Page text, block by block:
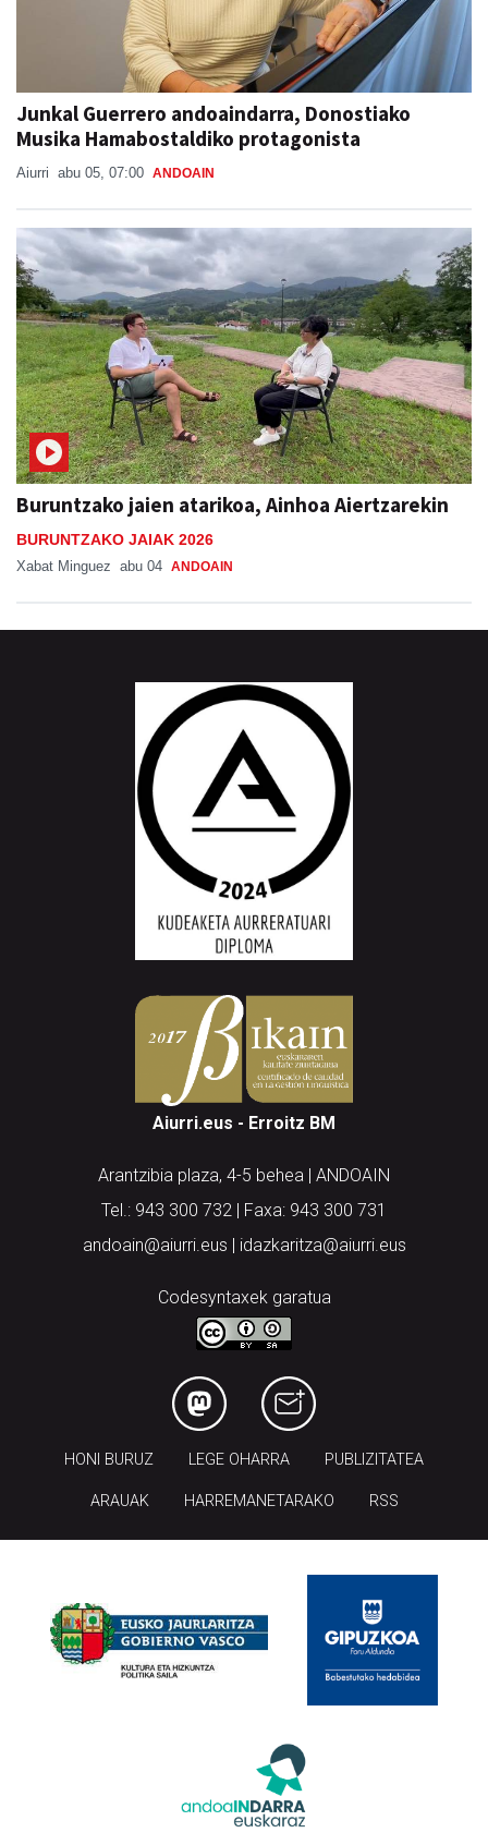
Junkal Guerrero andoaindarra, Donostiako
Musika Hamabostaldiko protagonista
Aiurri abu 05, 07:00 ANDOAIN
Buruntzako jaien atarikoa, Ainhoa Aiertzarekin
BURUNTZAKO JAIAK 2026
Xabat Minguez abu 04 ANDOAIN
Aiurri.eus - Erroitz BM
Arantzibia plaza, 4-5 behea | ANDOAIN
Tel.: 943 300 732 | Faxa: 943 300 731
andoain@aiurri.eus | idazkaritza@aiurri.eus
Codesyntaxek garatua
HONI BURUZ LEGE OHARRA PUBLIZITATEA
ARAUAK HARREMANETARAKO RSS